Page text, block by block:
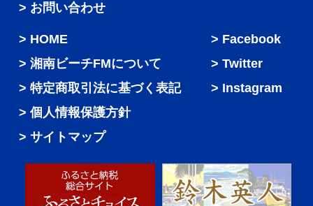
> お問い合わせ
HOME
湘南ビーチFMについて
特定商取引法に基づく表記
個人情報保護方針
サイトマップ
Facebook
Twitter
Instagram